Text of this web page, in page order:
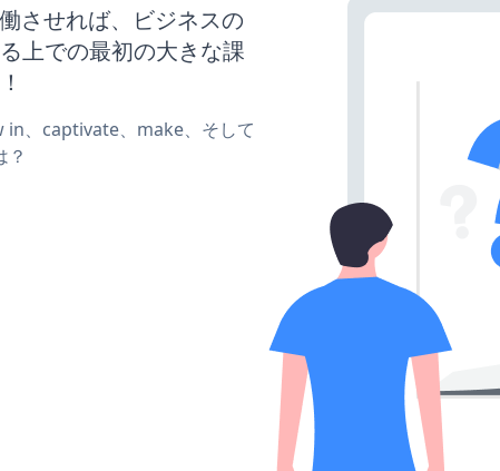
せれば、ビジネスの
上での最初の大きな課
、captivate、make、そして
？